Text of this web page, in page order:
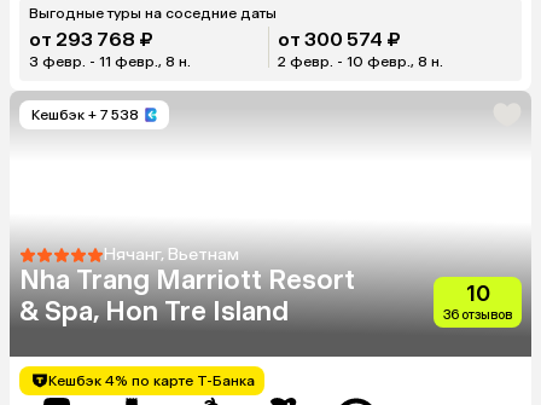
Выгодные туры на соседние даты
от 293 768 ₽
3 февр. - 11 февр., 8 н.
от 300 574 ₽
2 февр. - 10 февр., 8 н.
Кешбэк + 7 538
Нячанг, Вьетнам
Nha Trang Marriott Resort
& Spa, Hon Tre Island
10
36 отзывов
Кешбэк 4% по карте Т-Банка